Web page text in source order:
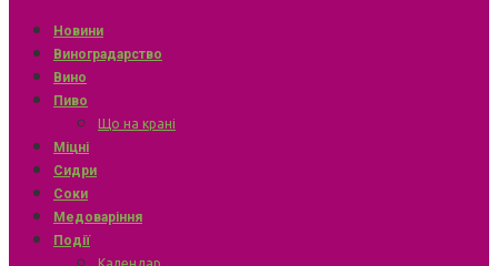
Новини
Виноградарство
Вино
Пиво
Що на крані
Міцні
Сидри
Соки
Медоваріння
Події